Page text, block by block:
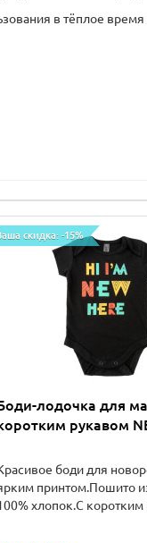
в тёплое время
скидка: -15%
лодочка для
рукавом
боди для
принтом.Пошито
хлопок.С коротким